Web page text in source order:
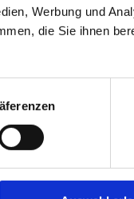
Werbung und
die Sie ihnen